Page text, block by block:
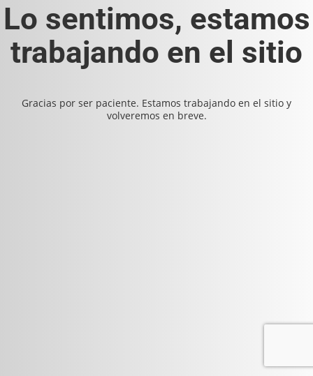
Lo sentimos, estamos
trabajando en el sitio
Gracias por ser paciente. Estamos trabajando en el sitio y
volveremos en breve.